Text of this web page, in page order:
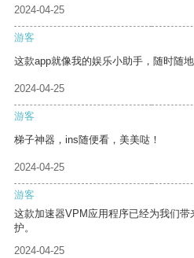
2024-04-25
游客
这款app就像我的娱乐小助手，随时随
2024-04-25
游客
梯子神器，ins随便看，美美哒！
2024-04-25
游客
这款加速器VPM应用程序已经为我们
护。
2024-04-25